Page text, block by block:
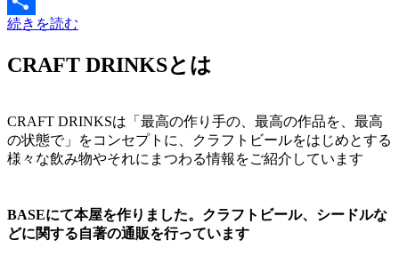
共
有
続きを読む
CRAFT DRINKSとは
CRAFT DRINKSは「最高の作り手の、最高の作品を、最高
の状態で」をコンセプトに、クラフトビールをはじめとする
様々な飲み物やそれにまつわる情報をご紹介しています
BASEにて本屋を作りました。クラフトビール、シードルな
どに関する自著の通販を行っています